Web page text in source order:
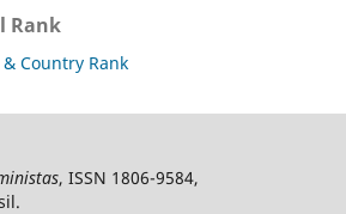
Rank
, ISSN 1806-9584,